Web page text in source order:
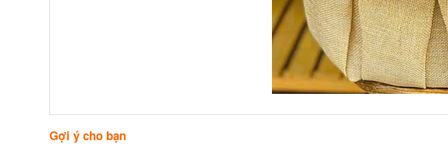
Gợi ý cho bạn